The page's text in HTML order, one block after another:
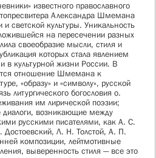
известного православного
Александра Шмемана
и светской культуры. Уникальность
на пересечении разных
своеобразие мысли, стиля и
которых стала явлением
в культурной жизни России. В
отношение Шмемана к
«образу» и «символу», русской
литургического богословия о.
им лирической поэзии;
диалоги, возникающие между
русскими писателями, как А. С.
Л. Н. Толстой, А. П.
композиции, лейтмотивные
выверенность стиля — все это